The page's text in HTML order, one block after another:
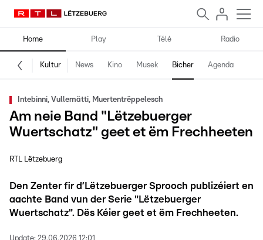
Home Play Télé Radio
Kultur News Kino Musek Bicher Agenda
Intebinni, Vullemätti, Muertentrëppelesch
Am neie Band "Lëtzebuerger
Wuertschatz" geet et ëm Frechheeten
RTL Lëtzebuerg
Den Zenter fir d’Lëtzebuerger Sprooch publizéiert en
aachte Band vun der Serie "Lëtzebuerger
Wuertschatz". Dës Kéier geet et ëm Frechheeten.